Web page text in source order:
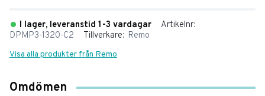
I lager, leveranstid 1-3 vardagar
Artikelnr
DPMP3-1320-C2
Tillverkare Remo
Visa alla produkter från Remo
Omdömen